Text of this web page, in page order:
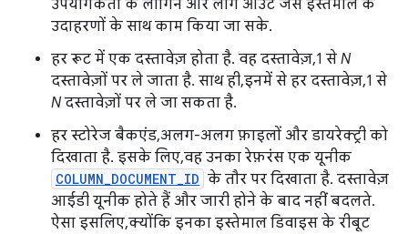
उपयोगकर्ता के लॉगिन और लॉग आउट जैसे इस्तेमाल के
उदाहरणों के साथ काम किया जा सके.
हर रूट में एक दस्तावेज़ होता है. वह दस्तावेज़, 1 से N
दस्तावेज़ों पर ले जाता है. साथ ही, इनमें से हर दस्तावेज़, 1 से
N दस्तावेज़ों पर ले जा सकता है.
हर स्टोरेज बैकएंड, अलग-अलग फ़ाइलों और डायरेक्ट्री को
दिखाता है. इसके लिए, वह उनका रेफ़रंस एक यूनीक
COLUMN_DOCUMENT_ID के तौर पर दिखाता है. दस्तावेज़
आईडी यूनीक होते हैं और जारी होने के बाद नहीं बदलते.
ऐसा इसलिए, क्योंकि इनका इस्तेमाल डिवाइस के रीबूट